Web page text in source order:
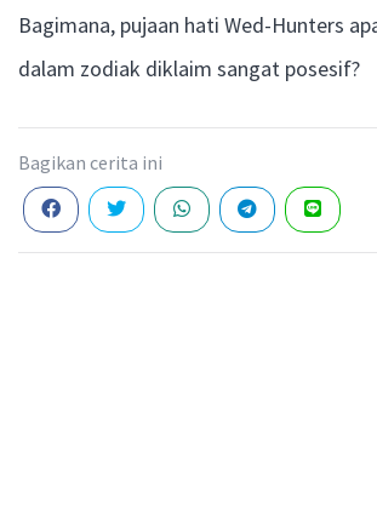
Bagimana, pujaan hati Wed-Hunters
dalam zodiak diklaim sangat posesif?
Bagikan cerita ini